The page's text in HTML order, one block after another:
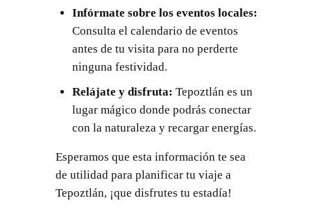
Infórmate sobre los eventos locales:
Consulta el calendario de eventos
antes de tu visita para no perderte
ninguna festividad.
Relájate y disfruta: Tepoztlán es un
lugar mágico donde podrás conectar
con la naturaleza y recargar energías.
Esperamos que esta información te sea
de utilidad para planificar tu viaje a
Tepoztlán, ¡que disfrutes tu estadía!